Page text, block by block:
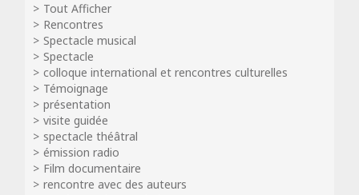
Tout Afficher
Rencontres
Spectacle musical
Spectacle
colloque international et rencontres culturelles
Témoignage
présentation
visite guidée
spectacle théâtral
émission radio
Film documentaire
rencontre avec des auteurs